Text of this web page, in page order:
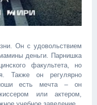
Он с удовольствием
деньги. Парнишка
факультета, но
Также он регулярно
есть мечта – он
или актером,